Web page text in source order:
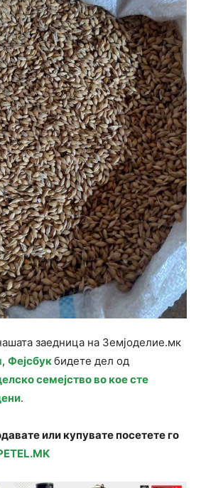
заедница на Земјоделие.мк
, Фејсбукбидете дел од
семејство во кое сте
.
или купувате посетете го